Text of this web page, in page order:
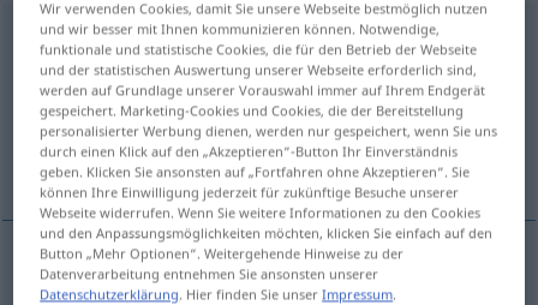
gefragt [gəˈfraːkt]adj
Übersicht aller Übersetzungen
(Für mehr Details die Übersetzung anklicken/antippen)
procurado, em voga
procurado gefragt HANDEL
Wir verwenden Cookies, damit Sie unsere Webseite bestmöglich nutzen
und wir besser mit Ihnen kommunizieren können. Notwendige,
funktionale und statistische Cookies, die für den Betrieb der Webseite
und der statistischen Auswertung unserer Webseite erforderlich sind,
werden auf Grundlage unserer Vorauswahl immer auf Ihrem Endgerät
gespeichert. Marketing-Cookies und Cookies, die der Bereitstellung
personalisierter Werbung dienen, werden nur gespeichert, wenn Sie uns
durch einen Klick auf den „Akzeptieren“-Button Ihr Einverständnis
geben. Klicken Sie ansonsten auf „Fortfahren ohne Akzeptieren“. Sie
können Ihre Einwilligung jederzeit für zukünftige Besuche unserer
Webseite widerrufen. Wenn Sie weitere Informationen zu den Cookies
und den Anpassungsmöglichkeiten möchten, klicken Sie einfach auf den
Button „Mehr Optionen“. Weitergehende Hinweise zu der
Datenverarbeitung entnehmen Sie ansonsten unserer
Datenschutzerklärung. Hier finden Sie unserImpressum.